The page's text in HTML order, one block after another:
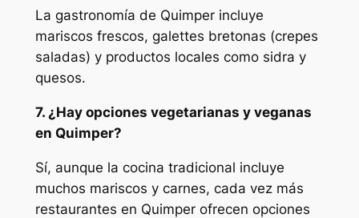
La gastronomía de Quimper incluye
mariscos frescos, galettes bretonas (crepes
saladas) y productos locales como sidra y
quesos.
7. ¿Hay opciones vegetarianas y veganas
en Quimper?
Sí, aunque la cocina tradicional incluye
muchos mariscos y carnes, cada vez más
restaurantes en Quimper ofrecen opciones